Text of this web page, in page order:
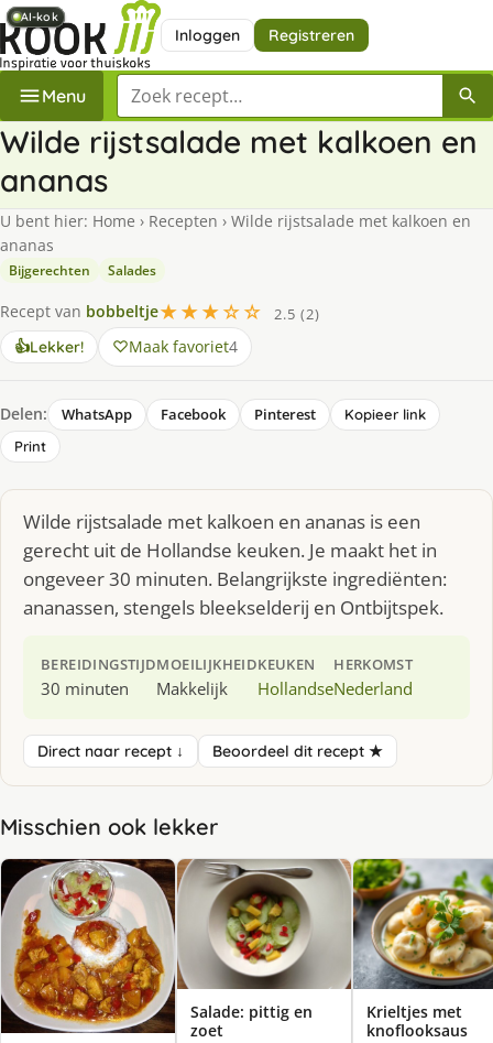
Inloggen Registreren
Menu Zoek een recept
Wilde rijstsalade met kalkoen en
ananas
U bent hier: Home › Recepten › Wilde rijstsalade met kalkoen en
ananas
Bijgerechten Salades
Recept van bobbeltje★★★☆☆
2.5 (2)
👍Lekker! Maak favoriet4
Delen: WhatsApp Facebook Pinterest
Kopieer link
Print
Wilde rijstsalade met kalkoen en ananas is een
gerecht uit de Hollandse keuken. Je maakt het in
ongeveer 30 minuten. Belangrijkste ingrediënten:
ananassen, stengels bleekselderij en Ontbijtspek.
BEREIDINGSTIJD
30 minuten
MOEILIJKHEID
Makkelijk
KEUKEN
Hollandse
HERKOMST
Nederland
Direct naar recept ↓ Beoordeel dit recept ★
Misschien ook lekker
Salade: pittig en
zoet
AI-kok
Krieltjes met
knoflooksaus
AI-kok
AI-kok
AI-kok